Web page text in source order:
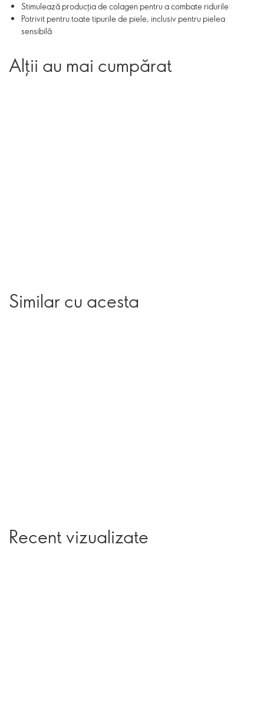
Stimulează producția de colagen pentru a combate ridurile
Potrivit pentru toate tipurile de piele, inclusiv pentru pielea
sensibilă
Alții au mai cumpărat
Similar cu acesta
Recent vizualizate